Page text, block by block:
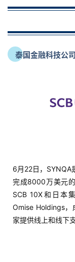
泰国金融科技公
6月22日，SYNQA
完成8000万美元
SCB 10X和日本
Omise Holdings，
家提供线上和线下